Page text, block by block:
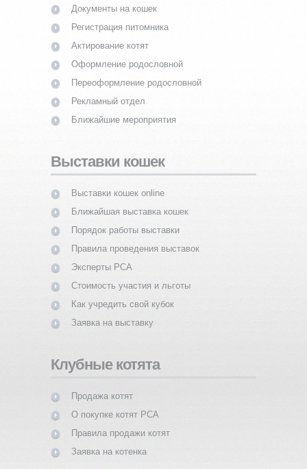
Документы на кошек
Регистрация питомника
Актирование котят
Оформление родословной
Переоформление родословной
Рекламный отдел
Ближайшие мероприятия
Выставки кошек
Выставки кошек online
Ближайшая выставка кошек
Порядок работы выставки
Правила проведения выставок
Эксперты PCA
Стоимость участия и льготы
Как учредить свой кубок
Заявка на выставку
Клубные котята
Продажа котят
О покупке котят PCA
Правила продажи котят
Заявка на котенка